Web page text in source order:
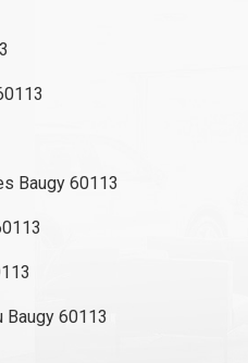
Baugy 60113
Baugy 60113